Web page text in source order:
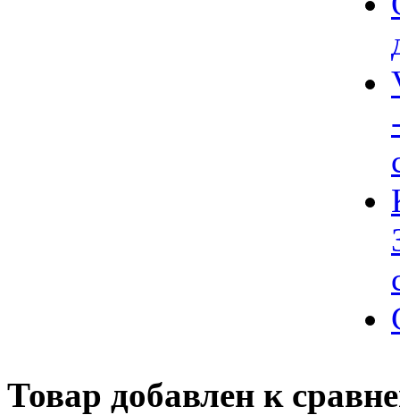
Товар добавлен к